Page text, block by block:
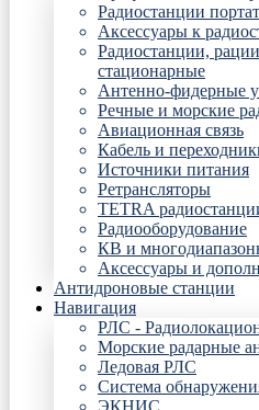
Радиостанции
Аксессуары к
Радиостанции,
стационарные
Антенно-фидерные
Речные и морские
Авиационная связь
Кабель и
Источники питания
Ретрансляторы
TETRA
Радиооборудование
КВ и
Аксессуары и
Антидроновые станции
Навигация
РЛС -
Морские радарные
Ледовая РЛС
Система
ЭКНИС